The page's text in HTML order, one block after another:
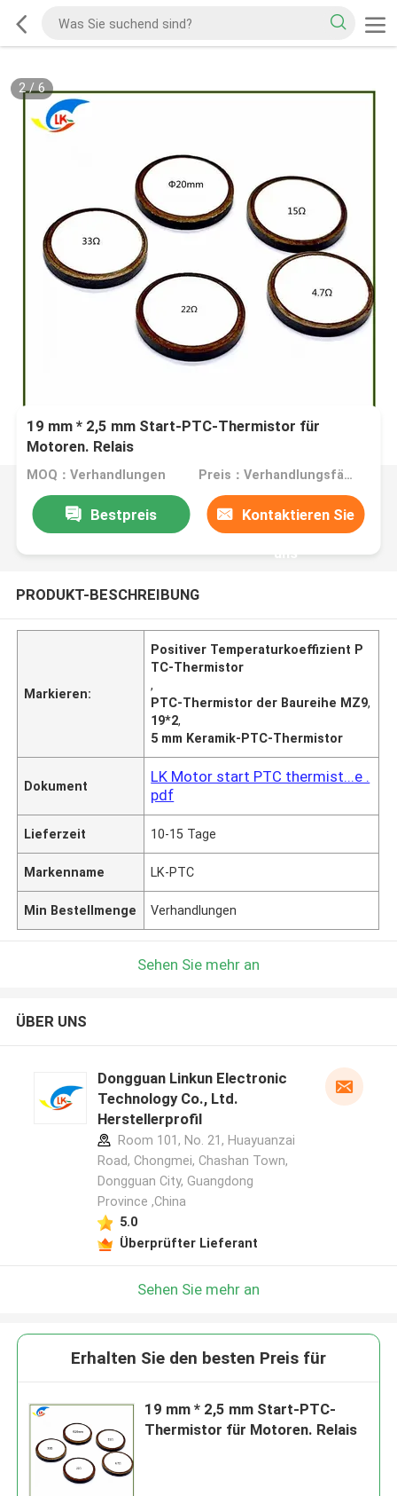
2/6
19 mm * 2,5 mm Start-PTC-Thermistor für
Motoren. Relais
MOQ：Verhandlungen Preis：Verhandlungsfähig
Bestpreis Kontaktieren Sie
uns
PRODUKT-BESCHREIBUNG
Markieren:
Positiver Temperaturkoeffizient P
TC-Thermistor
,
PTC-Thermistor der Baureihe MZ9,
19*2,
5 mm Keramik-PTC-Thermistor
Dokument
LK Motor start PTC thermist...e .
pdf
Lieferzeit 10-15 Tage
Markenname LK-PTC
Min Bestellmenge Verhandlungen
Sehen Sie mehr an
ÜBER UNS
Dongguan Linkun Electronic
Technology Co., Ltd.
Herstellerprofil
Room 101, No. 21, Huayuanzai
Road, Chongmei, Chashan Town,
Dongguan City, Guangdong
Province ,China
5.0
Überprüfter Lieferant
Sehen Sie mehr an
Erhalten Sie den besten Preis für
19 mm * 2,5 mm Start-PTC-
Thermistor für Motoren. Relais